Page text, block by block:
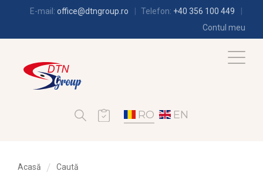
E-mail: office@dtngroup.ro Telefon: +40 356 100 449
Contul meu
RO EN
Acasă Caută